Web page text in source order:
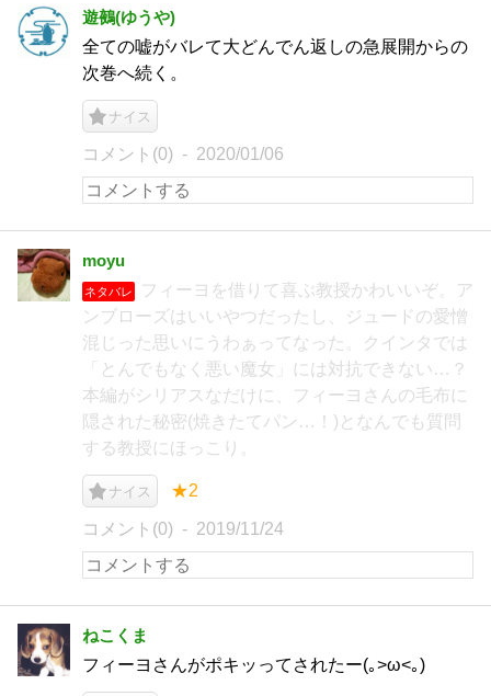
遊鵺(ゆうや)
全ての嘘がバレて大どんでん返しの急展開からの
次巻へ続く。
ナイス
コメント(0) 2020/01/06
moyu
ネタバレ
フィーヨを借りて喜ぶ教授かわいいぞ。ア
ンブローズはいいやつだったし、ジュードの愛憎
混じった思いにうわぁってなった。クインタでは
「とんでもなく悪い魔女」には対抗できない…？
本編がシリアスなだけに、フィーヨさんの毛布に
隠された秘密(焼きたてパン…！)となんでも質問
する教授にほっこり。
ナイス ★2
コメント(0) 2019/11/24
ねこくま
フィーヨさんがポキッってされたー(｡>ω<｡)